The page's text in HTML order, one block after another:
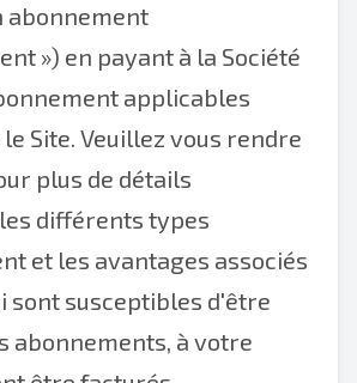
abonnement
») en payant à la Société
applicables
Site. Veuillez vous rendre
plus de détails
différents types
et les avantages associés
sont susceptibles d'être
abonnements, à votre